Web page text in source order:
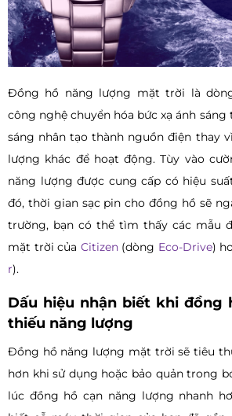
Đồng hồ năng lượng mặt trời là
công nghệ chuyển hóa bức xạ ánh
sáng nhân tạo thành nguồn điện thay
lượng khác để hoạt động. Tùy vào
năng lượng được cung cấp có hiệu
đó, thời gian sạc pin cho đồng hồ sẽ
trường, bạn có thể tìm thấy các mẫu
mặt trời của Citizen(dòng Eco-Drive)
r).
Dấu hiệu nhận biết khi đồng
thiếu năng lượng
Đồng hồ năng lượng mặt trời sẽ tiêu
hơn khi sử dụng hoặc bảo quản trong
lúc đồng hồ cạn năng lượng nhanh